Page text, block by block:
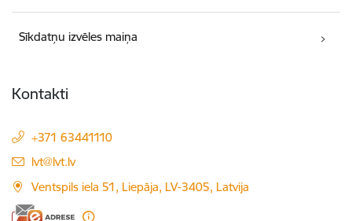
Sīkdatņu izvēles maiņa
Kontakti
+371 63441110
E-pasts:
lvt@lvt.lv
Ventspils iela 51, Liepāja, LV-3405, Latvija